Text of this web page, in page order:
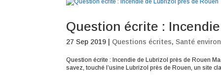
Question écrite :
27 Sep 2019 Questions écrites,Santé
Question écrite : Incendie de Lubrizol près de Rouen
savez, touché l’usine Lubrizol près de Rouen, un site